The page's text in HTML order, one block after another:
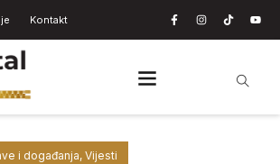
Kontakt
i događanja, Vijesti